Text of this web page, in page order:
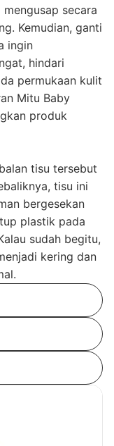
secara
Kemudian, ganti
ingin
hindari
permukaan kulit
Mitu Baby
produk
tisu tersebut
tisu ini
bergesekan
plastik pada
sudah begitu,
kering dan